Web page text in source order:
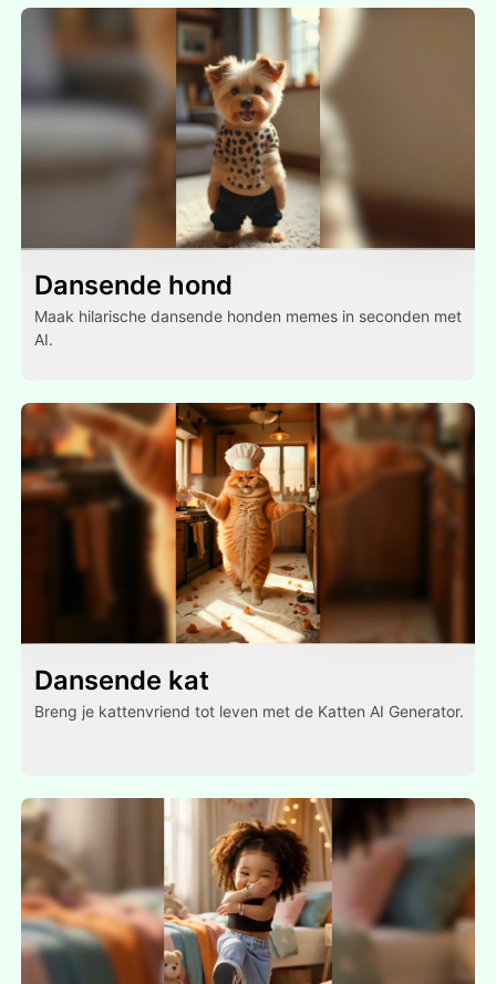
Dansende hond
Maak hilarische dansende honden memes in seconden met
AI.
Dansende kat
Breng je kattenvriend tot leven met de Katten AI Generator.